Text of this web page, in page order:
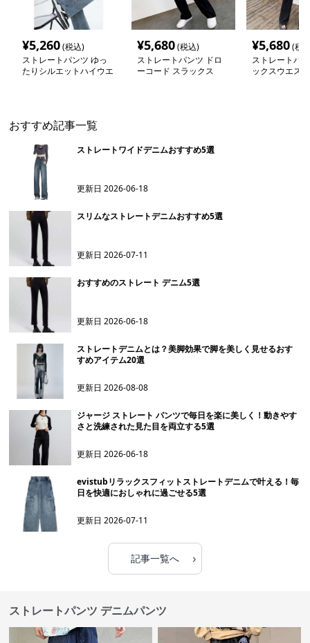
¥5,260(税込)
ストレートパンツ ゆっ
たりシルエットハイウエ
¥5,680(税込)
ストレートパンツ ドロ
ーコード スラックス
¥5,680(税
ストレートパ
ックスウエス
おすすめ記事一覧
ストレートワイドデニムおすすめ5選
更新日2026-06-18
スリムなストレートデニムおすすめ5選
更新日2026-07-11
おすすめのストレート デニム5選
更新日2026-06-18
ストレートデニムとは？美脚効果で脚を美しく見せるおす
すめアイテム20選
更新日2026-08-08
ジャージ ストレート パンツで毎日を楽に美しく！動きやす
さと洗練された見た目を両立する5選
更新日2026-06-18
evistubリラックスフィットストレートデニムで叶える！毎
日を快適におしゃれに過ごせる5選
更新日2026-07-11
記事一覧へ ›
ストレートパンツ デニムパンツ